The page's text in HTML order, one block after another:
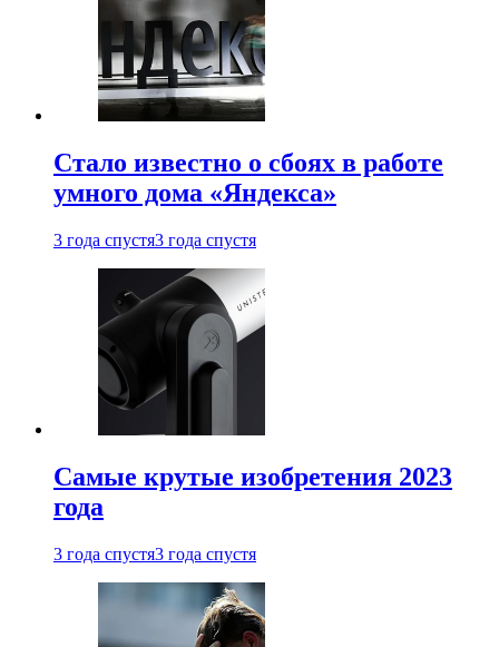
Стало известно о сбоях в работе
умного дома «Яндекса»
3 года спустя3 года спустя
Самые крутые изобретения 2023
года
3 года спустя3 года спустя